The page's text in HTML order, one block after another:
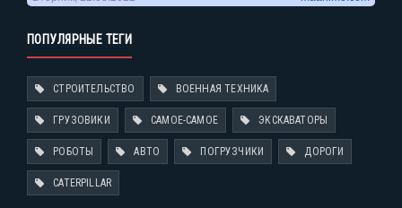
ПОПУЛЯРНЫЕ ТЕГИ
СТРОИТЕЛЬСТВО ВОЕННАЯ ТЕХНИКА
ГРУЗОВИКИ САМОЕ-САМОЕ ЭКСКАВАТОРЫ
РОБОТЫ АВТО ПОГРУЗЧИКИ ДОРОГИ
CATERPILLAR